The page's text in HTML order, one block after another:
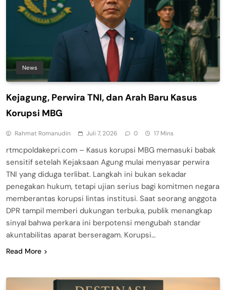
News
Kejagung, Perwira TNI, dan Arah Baru Kasus
Korupsi MBG
Rahmat Romanudin Juli 7, 2026 0 17 Mins
rtmcpoldakepri.com – Kasus korupsi MBG memasuki babak
sensitif setelah Kejaksaan Agung mulai menyasar perwira
TNI yang diduga terlibat. Langkah ini bukan sekadar
penegakan hukum, tetapi ujian serius bagi komitmen negara
memberantas korupsi lintas institusi. Saat seorang anggota
DPR tampil memberi dukungan terbuka, publik menangkap
sinyal bahwa perkara ini berpotensi mengubah standar
akuntabilitas aparat berseragam. Korupsi…
Read More